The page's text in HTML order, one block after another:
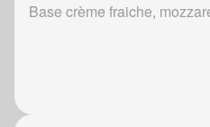
Base crème fraiche,